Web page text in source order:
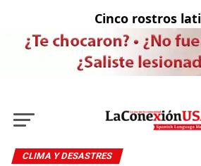
Cinco rostros
CLIMA Y DESASTRES